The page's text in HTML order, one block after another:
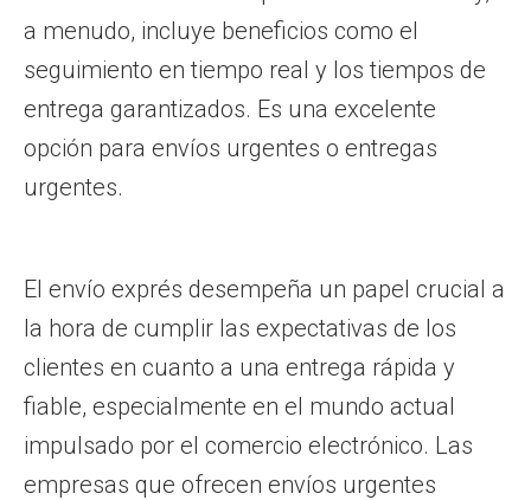
a menudo, incluye beneficios como el
seguimiento en tiempo real y los tiempos de
entrega garantizados. Es una excelente
opción para envíos urgentes o entregas
urgentes.
El envío exprés desempeña un papel crucial a
la hora de cumplir las expectativas de los
clientes en cuanto a una entrega rápida y
fiable, especialmente en el mundo actual
impulsado por el comercio electrónico. Las
empresas que ofrecen envíos urgentes